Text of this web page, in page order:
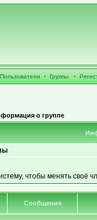
Пользователи • Группы •
о группе
чтобы менять своё
Сообщения